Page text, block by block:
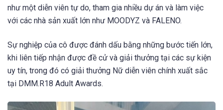
như một diễn viên tự do, tham gia nhiều dự án và làm việc
với các nhà sản xuất lớn như MOODYZ và FALENO.
Sự nghiệp của cô được đánh dấu bằng những bước tiến lớn,
khi liên tiếp nhận được đề cử và giải thưởng tại các sự kiện
uy tín, trong đó có giải thưởng Nữ diễn viên chính xuất sắc
tại DMM.R18 Adult Awards.